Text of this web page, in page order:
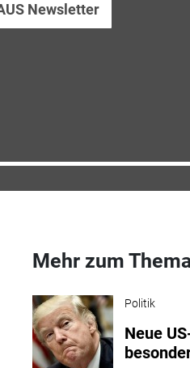
Newsletter
Mehr zum
Politik
Neue